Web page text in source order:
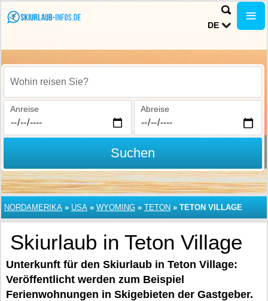
DE
Wohin reisen Sie?
Anreise Abreise
Suchen
NORDAMERIKA » USA » WYOMING » TETON » TETON VILLAGE
Skiurlaub in Teton Village
Unterkunft für den Skiurlaub in Teton Village:
Veröffentlicht werden zum Beispiel
Ferienwohnungen in Skigebieten der Gastgeber.